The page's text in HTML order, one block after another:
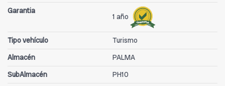
Garantia
1 año
Tipo vehículo
Turismo
Almacén
PALMA
SubAlmacén
PH10